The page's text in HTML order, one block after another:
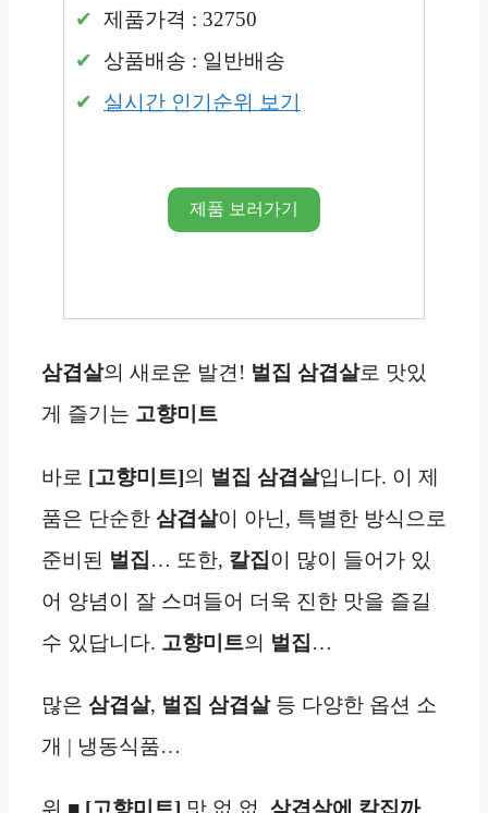
제품가격 : 32750
상품배송 : 일반배송
실시간 인기순위 보기
제품 보러가기
삼겹살의 새로운 발견! 벌집 삼겹살로 맛있
게 즐기는 고향미트
바로 [고향미트]의 벌집 삼겹살입니다. 이 제
품은 단순한 삼겹살이 아닌, 특별한 방식으로
준비된 벌집… 또한, 칼집이 많이 들어가 있
어 양념이 잘 스며들어 더욱 진한 맛을 즐길
수 있답니다. 고향미트의 벌집…
많은 삼겹살, 벌집 삼겹살등 다양한 옵션 소
개 | 냉동식품…
위 ■ [고향미트] 맛.없.없. 삼겹살에 칼집까